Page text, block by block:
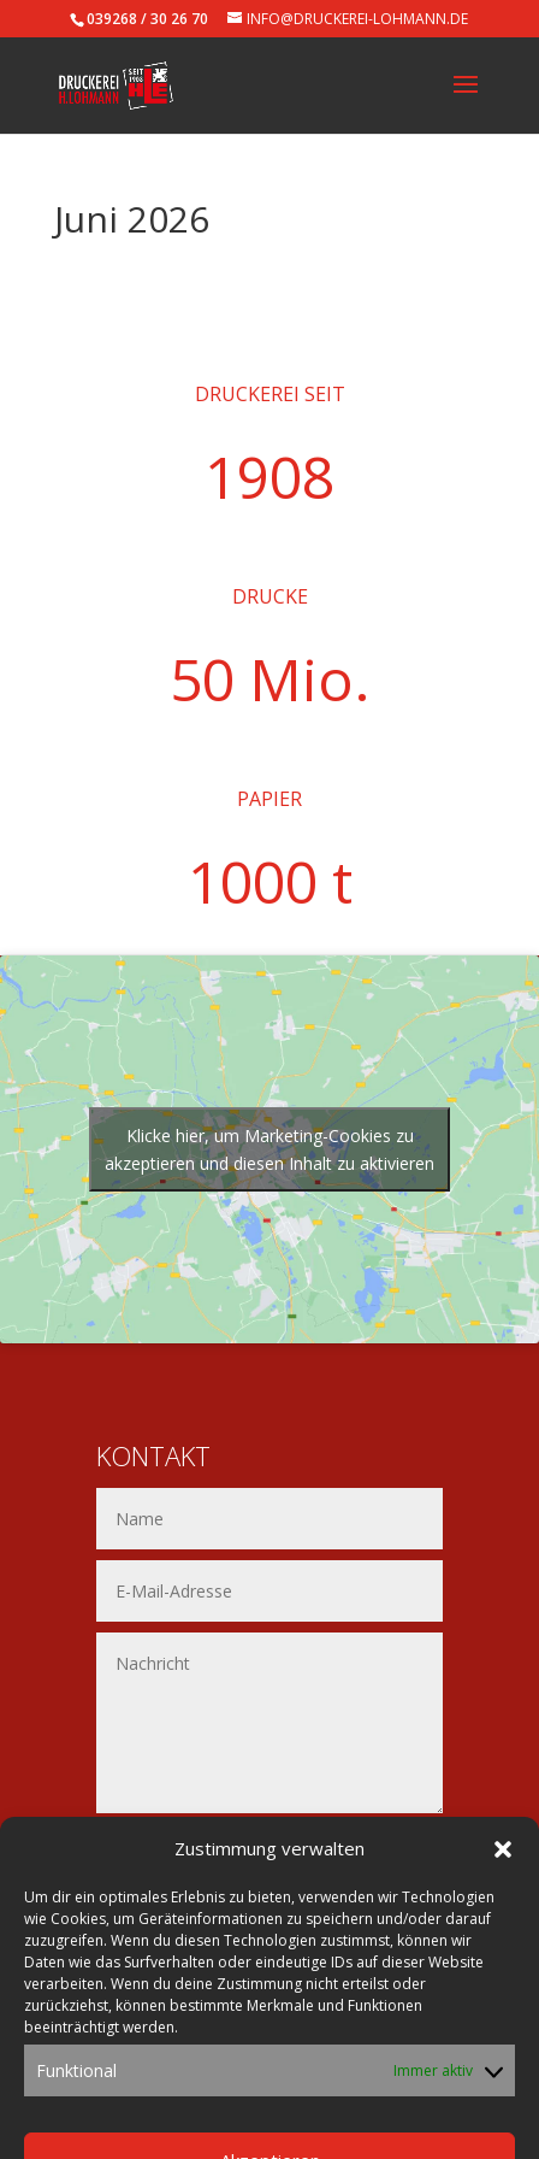
Zustimmung verwalten
Um dir ein optimales Erlebnis zu bieten, verwenden wir Technologien
wie Cookies, um Geräteinformationen zu speichern und/oder darauf
zuzugreifen. Wenn du diesen Technologien zustimmst, können wir
Daten wie das Surfverhalten oder eindeutige IDs auf dieser Website
verarbeiten. Wenn du deine Zustimmung nicht erteilst oder
zurückziehst, können bestimmte Merkmale und Funktionen
beeinträchtigt werden.
Funktional Immer aktiv
039268 / 30 26 70 INFO@DRUCKEREI-LOHMANN.DE
Juni 2026
DRUCKEREI SEIT
1908
DRUCKE
50 Mio.
PAPIER
1000 t
Klicke hier, um Marketing-Cookies zu
akzeptieren und diesen Inhalt zu aktivieren
KONTAKT
4 + 11= Senden
 Druckerei Lohmann

Markt 23
39435 Egeln